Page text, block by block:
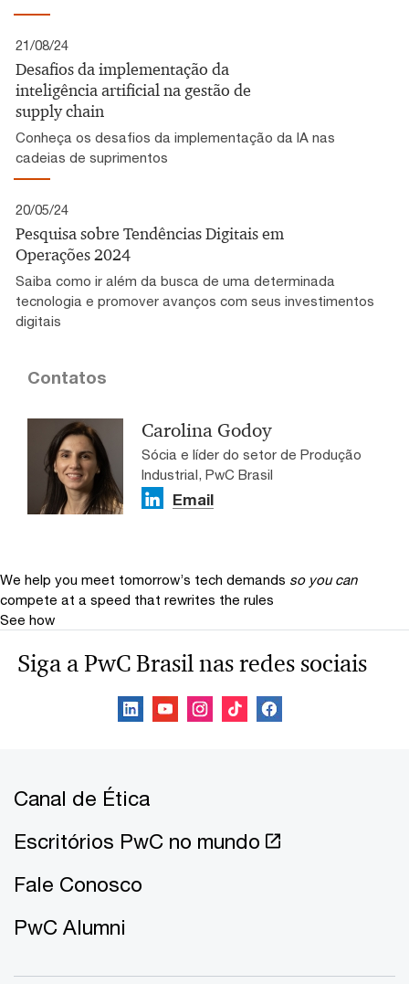
21/08/24
Desafios da implementação da
inteligência artificial na gestão de
supply chain
Conheça os desafios da implementação da IA nas
cadeias de suprimentos
20/05/24
Pesquisa sobre Tendências Digitais em
Operações 2024
Saiba como ir além da busca de uma determinada
tecnologia e promover avanços com seus investimentos
digitais
Contatos
Carolina Godoy
Sócia e líder do setor de Produção
Industrial, PwC Brasil
Email
We help you meet tomorrow’s tech demands so you can
compete at a speed that rewrites the rules
See how
Siga a PwC Brasil nas redes sociais
Canal de Ética
Escritórios PwC no mundo
Fale Conosco
PwC Alumni